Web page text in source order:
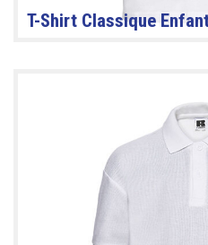
T-Shirt Classique